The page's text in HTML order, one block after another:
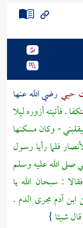
حييرضي الله عنها
. فأتيته أزوره ليلا
- وكان مسكنها
فلما رأيا رسول
صلى الله عليه وسلم
فقالا : سبحان الله يا
آدم مجرى الدم .
شيئا}